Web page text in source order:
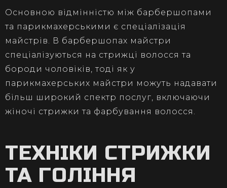
Основною відмінністю між барбершопами
та парикмахерськими є спеціалізація
майстрів. В барбершопах майстри
спеціалізуються на стрижці волосся та
бороди чоловіків, тоді як у
парикмахерських майстри можуть надавати
більш широкий спектр послуг, включаючи
жіночі стрижки та фарбування волосся.
ТЕХНІКИ СТРИЖКИ
ТА ГОЛІННЯ